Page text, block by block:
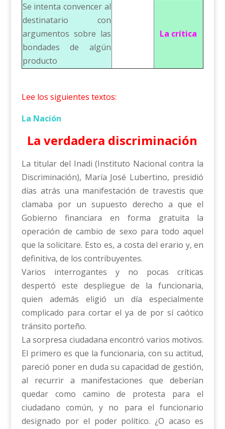
Se intenta convencer al
destinatario con
argumentos sobre las
bondades de algún
producto
La crítica
Lee los siguientes textos:
La Nación
La verdadera discriminación
La titular del Inadi (Instituto Nacional contra la
Discriminación), María José Lubertino, presidió
días atrás una manifestación de travestis que
clamaba por un supuesto derecho a que el
Gobierno financiara en forma gratuita la
operación de cambio de sexo para todo aquel
que la solicitare. Esto es, a costa del erario y, en
definitiva, de los contribuyentes.
Varios interrogantes y no pocas críticas
despertó este despliegue de la funcionaria,
quien además eligió un día especialmente
complicado para cortar el ya de por sí caótico
tránsito porteño.
La sorpresa ciudadana encontró varios motivos.
El primero es que la funcionaria, con su actitud,
pareció poner en duda su capacidad de gestión,
al recurrir a manifestaciones que deberían
quedar como camino de protesta para el
ciudadano común, y no para el funcionario
designado por el poder político. ¿O acaso es